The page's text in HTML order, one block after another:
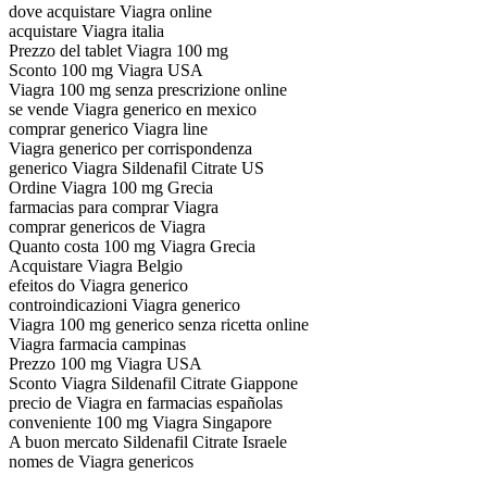
dove acquistare Viagra online
acquistare Viagra italia
Prezzo del tablet Viagra 100 mg
Sconto 100 mg Viagra USA
Viagra 100 mg senza prescrizione online
se vende Viagra generico en mexico
comprar generico Viagra line
Viagra generico per corrispondenza
generico Viagra Sildenafil Citrate US
Ordine Viagra 100 mg Grecia
farmacias para comprar Viagra
comprar genericos de Viagra
Quanto costa 100 mg Viagra Grecia
Acquistare Viagra Belgio
efeitos do Viagra generico
controindicazioni Viagra generico
Viagra 100 mg generico senza ricetta online
Viagra farmacia campinas
Prezzo 100 mg Viagra USA
Sconto Viagra Sildenafil Citrate Giappone
precio de Viagra en farmacias españolas
conveniente 100 mg Viagra Singapore
A buon mercato Sildenafil Citrate Israele
nomes de Viagra genericos